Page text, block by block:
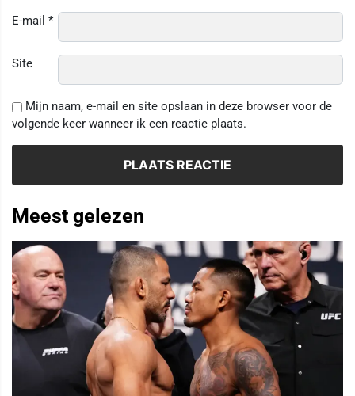
E-mail *
Site
Mijn naam, e-mail en site opslaan in deze browser voor de
volgende keer wanneer ik een reactie plaats.
Meest gelezen